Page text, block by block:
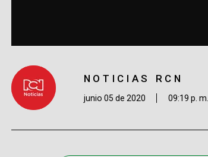
NOTICIAS RCN
junio 05 de 2020 09:19 p. m.